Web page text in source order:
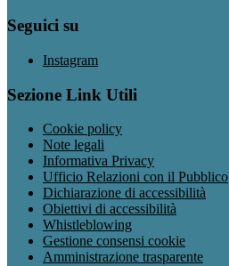
Seguici su
Instagram
Sezione Link Utili
Cookie policy
Note legali
Informativa Privacy
Ufficio Relazioni con il Pubblico
Dichiarazione di accessibilità
Obiettivi di accessibilità
Whistleblowing
Gestione consensi cookie
Amministrazione trasparente